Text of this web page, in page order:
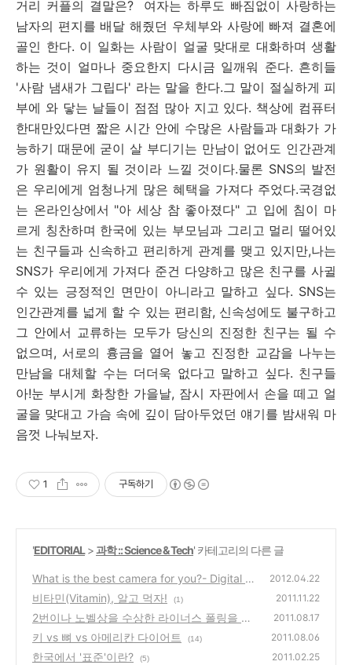
거리 커플의 결말은? 여자는 하루도 빠짐없이 사랑하는
남자의 편지를 배달 해줬던 우체부와 사랑에 빠져 결혼에
골인 한다. 이 일화는 사람이 얼굴 맞대로 대화하며 생활
하는 것이 얼마나 중요한지 다시금 일깨워 준다. 흔히들
'사람 냄새가 그립다' 라는 말을 한다.그 말이 절실하게 피
부에 와 닿는 날들이 점점 많아 지고 있다. 책상에 컴퓨터
한대만있다면 짧은 시간 안에 수많은 사람들과 대화가 가
능하기 때문에 굳이 살 부디기는 만남이 없어도 인간관계
가 원활이 유지 될 것이라 느낄 것이다.물론 SNS의 발전
은 우리에게 엄청나게 많은 혜택을 가져다 주었다.국경없
는 온라인상에서 "아 세상 참 좋아졌다" 고 입에 침이 마
르게 칭찬하며 한국에 있는 부모님과 그리고 멀리 떨어있
는 친구들과 신속하고 편리하게 관계를 맺고 있지만,나는
SNS가 우리에게 가져다 준건 다양하고 많은 친구를 사귈
수 있는 긍정적인 면만이 아니라고 말하고 싶다. SNS는
인간관계를 넓게 할 수 있는 편리함, 신속성에도 불구하고
그 안에서 교류하는 모두가 당신의 진정한 친구는 될 수
없으며,서로의 흉금을 열어 놓고 진정한 교감을 나누는
만남을 대체할 수는 더더욱 없다고 말하고 싶다. 친구들
아!눈 부시게 화창한 가을날, 잠시 자판에서 손을 떼고 얼
굴을 맞대고 가슴 속에 깊이 담아두었던 얘기를 밤새워 마
음껏 나눠보자.
1 구독하기
'EDITORIAL>과학 :: Science & Tech' 카테고리의 다른 글
What is the best camera for you?- Digital E
dition
(0)
2012.04.22
비타민(Vitamin), 알고 먹자! (1) 2011.11.22
2번이나 노벨상을 수상한 라이너스 폴링을 아
시나요?
(1)
2011.08.17
키 vs 뼈 vs 아메리칸 다이어트 (14) 2011.08.06
한국에서 '표준'이란? (5) 2011.02.25